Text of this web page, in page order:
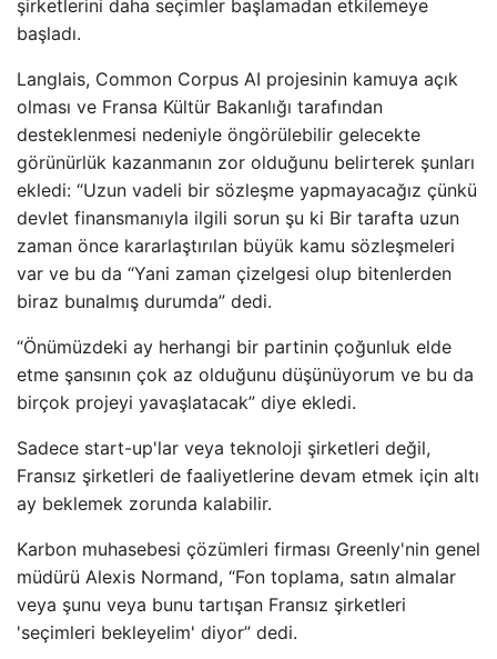
şirketlerini daha seçimler başlamadan etkilemeye
başladı.
Langlais, Common Corpus AI projesinin kamuya açık
olması ve Fransa Kültür Bakanlığı tarafından
desteklenmesi nedeniyle öngörülebilir gelecekte
görünürlük kazanmanın zor olduğunu belirterek şunları
ekledi: “Uzun vadeli bir sözleşme yapmayacağız çünkü
devlet finansmanıyla ilgili sorun şu ki Bir tarafta uzun
zaman önce kararlaştırılan büyük kamu sözleşmeleri
var ve bu da “Yani zaman çizelgesi olup bitenlerden
biraz bunalmış durumda” dedi.
“Önümüzdeki ay herhangi bir partinin çoğunluk elde
etme şansının çok az olduğunu düşünüyorum ve bu da
birçok projeyi yavaşlatacak” diye ekledi.
Sadece start-up'lar veya teknoloji şirketleri değil,
Fransız şirketleri de faaliyetlerine devam etmek için altı
ay beklemek zorunda kalabilir.
Karbon muhasebesi çözümleri firması Greenly'nin genel
müdürü Alexis Normand, “Fon toplama, satın almalar
veya şunu veya bunu tartışan Fransız şirketleri
'seçimleri bekleyelim' diyor” dedi.